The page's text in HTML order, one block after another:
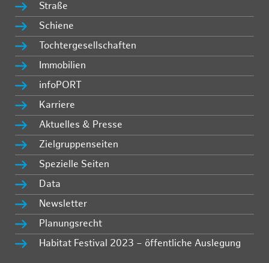
Straße
Schiene
Tochtergesellschaften
Immobilien
infoPORT
Karriere
Aktuelles & Presse
Zielgruppenseiten
Spezielle Seiten
Data
Newsletter
Planungsrecht
Habitat Festival 2023 – öffentliche Auslegung